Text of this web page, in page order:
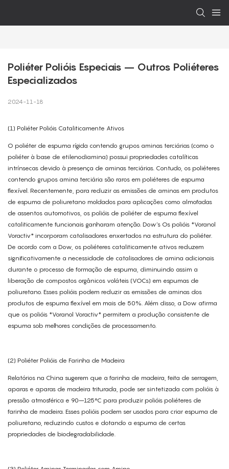
Poliéter Polióis Especiais – Outros Poliéteres
Especializados
2024-11-18
(1) Poliéter Polióis Cataliticamente Ativos
O poliéter de espuma rígida contendo grupos aminas terciárias (como o
poliéter à base de etilenodiamina) possui propriedades catalíticas
intrínsecas devido à presença de aminas terciárias. Contudo, os poliéteres
contendo grupos amina terciária são raros em poliéteres de espuma
flexível. Recentemente, para reduzir as emissões de aminas em produtos
de espuma de poliuretano moldados para aplicações como almofadas
de assentos automotivos, os polióis de poliéter de espuma flexível
cataliticamente funcionais ganharam atenção. Dow’s Os polióis *Voranol
Voractiv* incorporam catalisadores enxertados na estrutura do poliéter.
De acordo com a Dow, os poliéteres cataliticamente ativos reduzem
significativamente a necessidade de catalisadores de amina adicionais
durante o processo de formação de espuma, diminuindo assim a
liberação de compostos orgânicos voláteis (VOCs) em espumas de
poliuretano. Esses polióis podem reduzir as emissões de aminas dos
produtos de espuma flexível em mais de 50%. Além disso, a Dow afirma
que os polióis *Voranol Voractiv* permitem a produção consistente de
espuma sob melhores condições de processamento.
(2) Poliéter Polióis de Farinha de Madeira
Relatórios na China sugerem que a farinha de madeira, feita de serragem,
aparas e aparas de madeira triturada, pode ser sintetizada com polióis à
pressão atmosférica e 90–125°C para produzir polióis poliéteres de
farinha de madeira. Esses polióis podem ser usados ​​para criar espuma de
poliuretano, reduzindo custos e dotando a espuma de certas
propriedades de biodegradabilidade.